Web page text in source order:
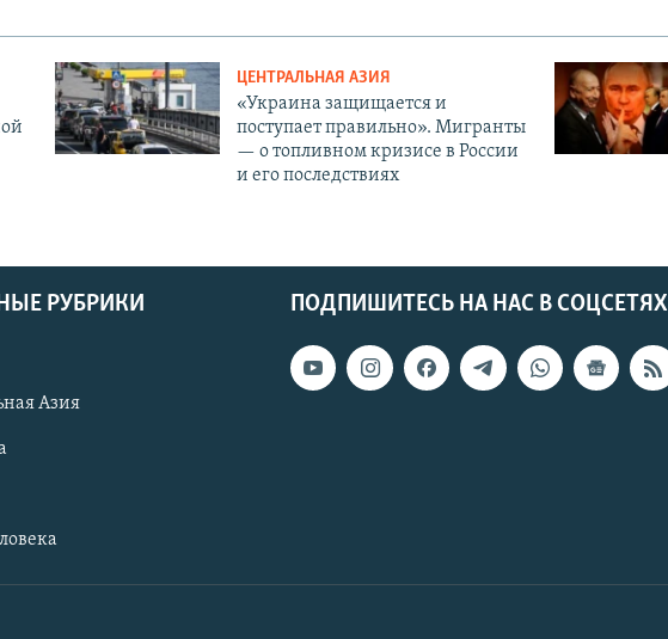
ЦЕНТРАЛЬНАЯ АЗИЯ
«Украина защищается и
поступает правильно». Мигранты
— о топливном кризисе в России
и его последствиях
ПОДПИШИТЕСЬ НА НАС В СОЦСЕТЯХ
РУБРИКИ
Азия